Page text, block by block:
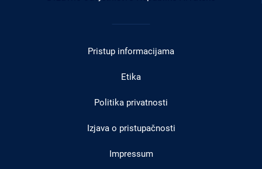
Pristup informacijama
Etika
Politika privatnosti
Izjava o pristupačnosti
Impressum